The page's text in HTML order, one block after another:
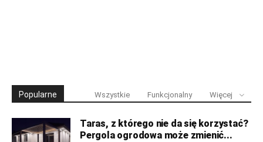
Popularne Wszystkie Funkcjonalny Więcej
Taras, z którego nie da się korzystać?
Pergola ogrodowa może zmienić...